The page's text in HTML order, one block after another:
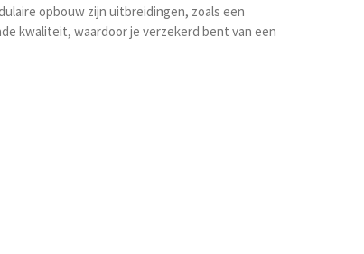
opbouw zijn uitbreidingen, zoals een
kwaliteit, waardoor je verzekerd bent van een